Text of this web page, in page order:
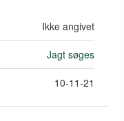
Ikke angivet
Jagt søges
10-11-21